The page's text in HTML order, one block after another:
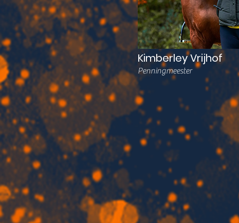
Kimberley Vrijhof
Penningmeester